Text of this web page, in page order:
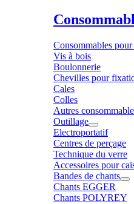
Consommables
Vis à bois
Boulonnerie
Chevilles pour
Cales
Colles
Autres
Outillage
Electroportatif
Centres de perçage
Technique du verre
Accessoires pour
Bandes de chants
Chants EGGER
Chants POLYREY